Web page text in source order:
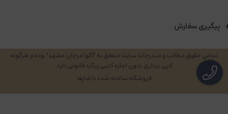
پیگیری سفارش
تمامی حقوق مطالب و مندرجات سایت متعلق به "آکوا مرجان مشهد" بوده و هرگونه
کپی برداری بدون اجازه کتبی پیگرد قانونی دارد.
فروشگاه ساخته شده با شاپفا